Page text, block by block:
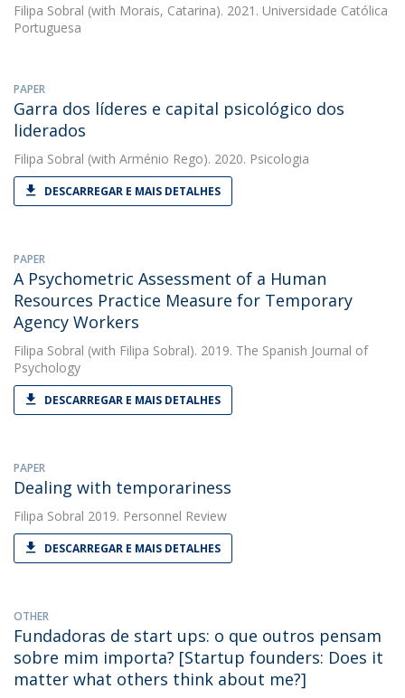
Filipa Sobral (with Morais, Catarina). 2021. Universidade Católica
Portuguesa
PAPER
Garra dos líderes e capital psicológico dos
liderados
Filipa Sobral (with Arménio Rego). 2020. Psicologia
DESCARREGAR E MAIS DETALHES
PAPER
A Psychometric Assessment of a Human
Resources Practice Measure for Temporary
Agency Workers
Filipa Sobral (with Filipa Sobral). 2019. The Spanish Journal of
Psychology
DESCARREGAR E MAIS DETALHES
PAPER
Dealing with temporariness
Filipa Sobral 2019. Personnel Review
DESCARREGAR E MAIS DETALHES
OTHER
Fundadoras de start ups: o que outros pensam
sobre mim importa? [Startup founders: Does it
matter what others think about me?]